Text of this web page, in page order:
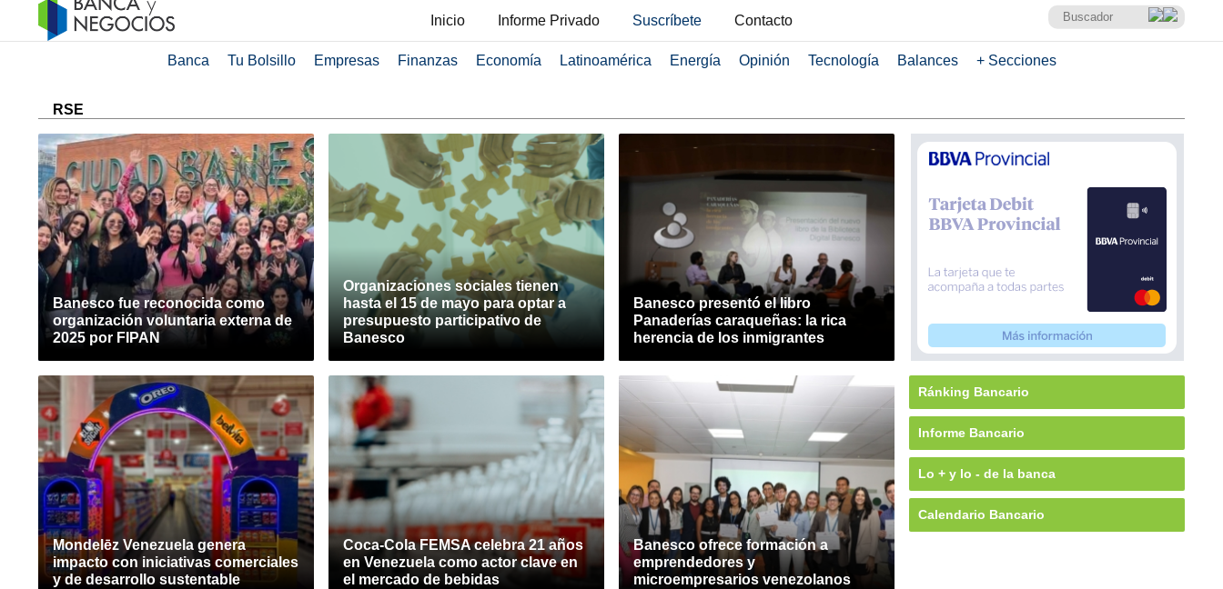
Inicio Informe Privado Suscríbete Contacto
Banca Tu Bolsillo Empresas Finanzas Economía Latinoamérica Energía Opinión Tecnología Balances + Secciones
RSE
Banesco fue reconocida como
organización voluntaria externa de
2025 por FIPAN
Organizaciones sociales tienen
hasta el 15 de mayo para optar a
presupuesto participativo de
Banesco
Banesco presentó el libro
Panaderías caraqueñas: la rica
herencia de los inmigrantes
Mondelēz Venezuela genera
impacto con iniciativas comerciales
y de desarrollo sustentable
Coca-Cola FEMSA celebra 21 años
en Venezuela como actor clave en
el mercado de bebidas
Banesco ofrece formación a
emprendedores y
microempresarios venezolanos
Ránking Bancario
Informe Bancario
Lo + y lo - de la banca
Calendario Bancario